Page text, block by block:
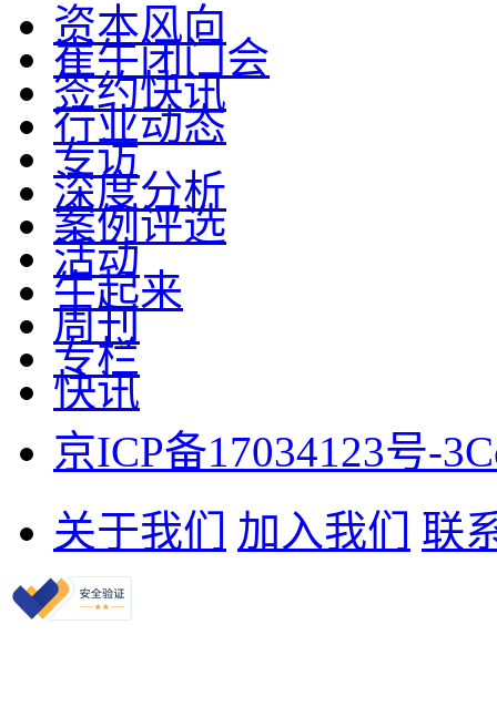
资本风向
崔牛闭门会
签约快讯
行业动态
专访
深度分析
案例评选
活动
牛起来
周刊
专栏
快讯
京ICP备17034123号-3
关于我们
加入我们 联